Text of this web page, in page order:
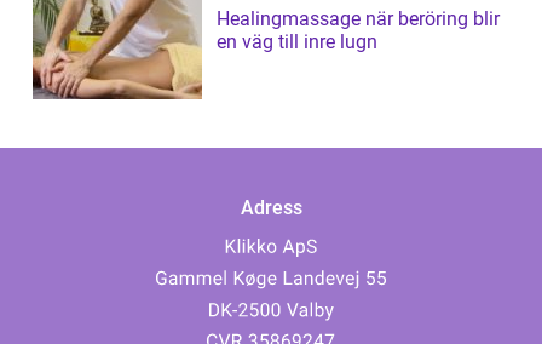
Healingmassage när beröring blir
en väg till inre lugn
Adress